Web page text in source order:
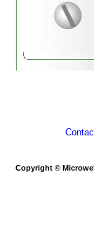
Copyright ©